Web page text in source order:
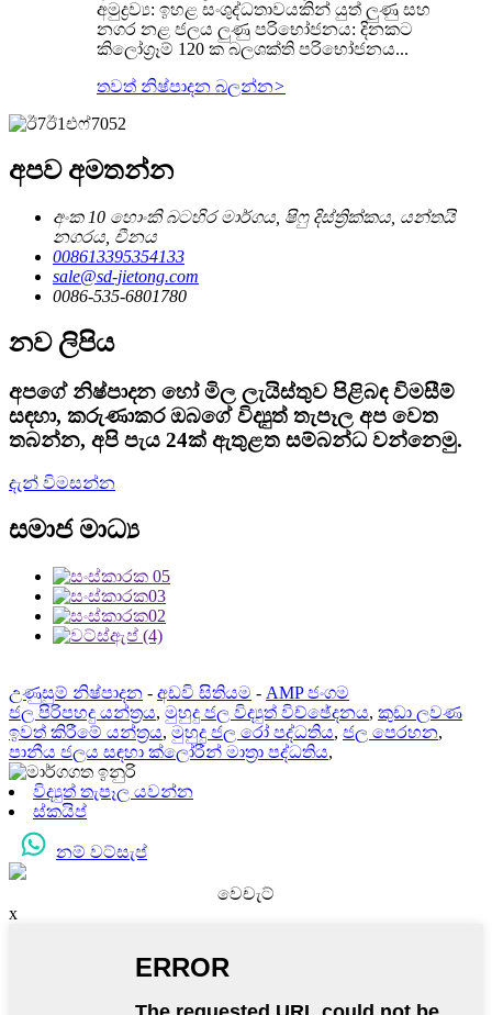
අමුද්‍රව්‍ය: ඉහළ සංශුද්ධතාවයකින් යුත් ලුණු සහ
නගර නළ ජලය ලුණු පරිභෝජනය: දිනකට
කිලෝග්‍රෑම් 120 ක බලශක්ති පරිභෝජනය...
තවත් නිෂ්පාදන බලන්න>
අපව අමතන්න
අංක 10 හොංකි බටහිර මාර්ගය, ෂිෆු දිස්ත්‍රික්කය, යන්තයි
නගරය, චීනය
008613395354133
sale@sd-jietong.com
0086-535-6801780
නව ලිපිය
අපගේ නිෂ්පාදන හෝ මිල ලැයිස්තුව පිළිබඳ විමසීම්
සඳහා, කරුණාකර ඔබගේ විද්‍යුත් තැපෑල අප වෙත
තබන්න, අපි පැය 24ක් ඇතුළත සම්බන්ධ වන්නෙමු.
දැන් විමසන්න
සමාජ මාධ්‍ය
උණුසුම් නිෂ්පාදන - අඩවි සිතියම - AMP ජංගම
ජල පිරිපහදු යන්ත්‍රය, මුහුදු ජල විද්‍යුත් විච්ඡේදනය, කුඩා ලවණ
ඉවත් කිරීමේ යන්ත්‍රය, මුහුදු ජල රෝ පද්ධතිය, ජල පෙරහන,
පානීය ජලය සඳහා ක්ලෝරීන් මාත්‍රා පද්ධතිය,
විද්‍යුත් තැපෑල යවන්න
ස්කයිප්
නම් වට්සැප්
වෙචැට්
x